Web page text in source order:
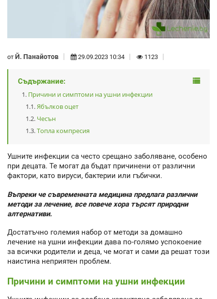
от Й. Панайотов 29.09.2023 10:34 1123
Съдържание:
Причини и симптоми на ушни инфекции
Ябълков оцет
Чесън
Топла компресия
Ушните инфекции са често срещано заболяване, особено
при децата. Те могат да бъдат причинени от различни
фактори, като вируси, бактерии или гъбички.
Въпреки че съвременната медицина предлага различни
методи за лечение, все повече хора търсят природни
алтернативи.
Достатъчно големия набор от методи за домашно
лечение на ушни инфекции дава по-голямо успокоение
за всички родители и деца, че могат и сами да решат този
наистина неприятен проблем.
Причини и симптоми на ушни инфекции